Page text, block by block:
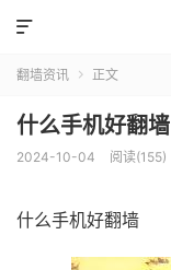

翻墙资讯  正文
什么手机好翻墙
2024-10-04 阅读(155)
什么手机好翻墙